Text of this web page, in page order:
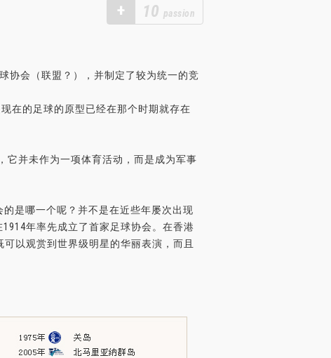
+ 10 passion
协会（联盟？），并制定了较为统一的竞
在的足球的原型已经在那个时期就存在
它并未作为一项体育活动，而是成为军事
是哪一个呢？并不是在近些年屡次出现
年率先成立了首家足球协会。在香港
以观赏到世界级明星的华丽表演，而且